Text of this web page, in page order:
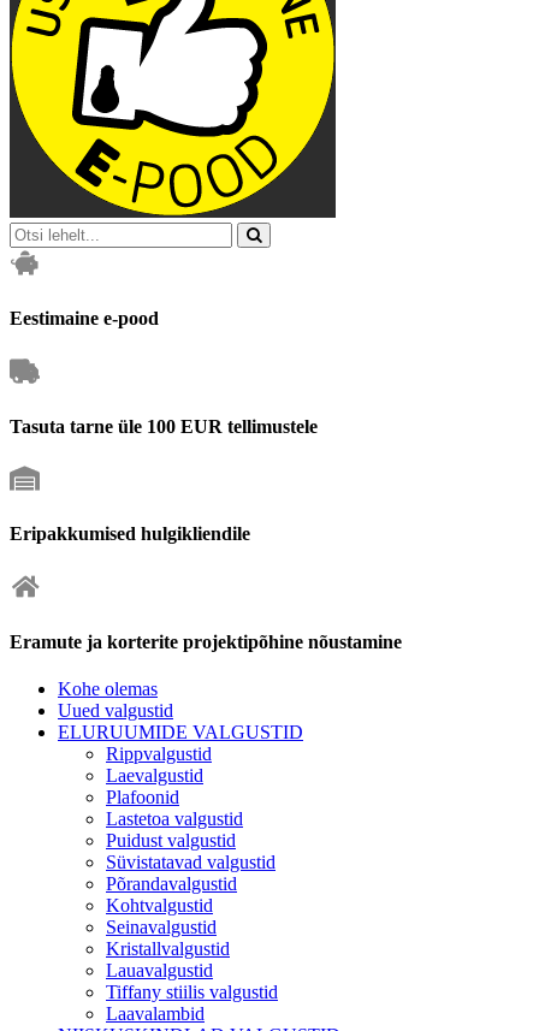
Eestimaine e-pood
Tasuta tarne üle 100 EUR tellimustele
Eripakkumised hulgikliendile
Eramute ja korterite projektipõhine nõustamine
Kohe olemas
Uued valgustid
ELURUUMIDE VALGUSTID
Rippvalgustid
Laevalgustid
Plafoonid
Lastetoa valgustid
Puidust valgustid
Süvistatavad valgustid
Põrandavalgustid
Kohtvalgustid
Seinavalgustid
Kristallvalgustid
Lauavalgustid
Tiffany stiilis valgustid
Laavalambid